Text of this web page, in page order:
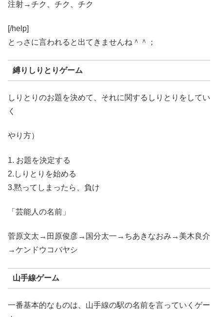
注射→チク、チク、チク
[/help]
とっさに言われると出てきませんね＾＾；
縛りしりとりゲーム
しりとりのお題を決めて、それに関するしりとりをしてい
く
やり方）
1. お題を決定する
2.しりとりを始める
3.黙ってしまったら、負け
「芸能人の名前」
菅原文太→田原俊彦→国分太一→ちあきなおみ→美木良介
→ケンドウコバヤシ
山手線ゲーム
一番基本的なものは、山手線の駅の名前を言っていくゲー